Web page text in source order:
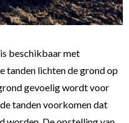
beschikbaar met
tanden lichten de grond op
gevoelig wordt voor
tanden voorkomen dat